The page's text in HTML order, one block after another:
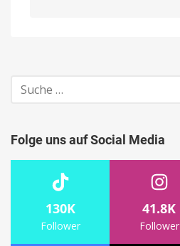
Suche
nach:
Folge uns auf Social Media
130K
Follower
41.8K
Follower